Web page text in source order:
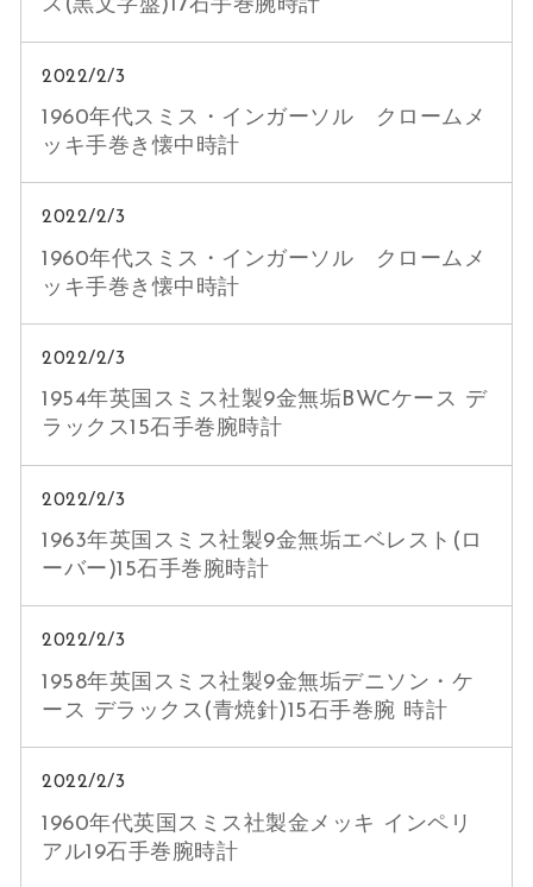
ス(黒文字盤)17石手巻腕時計
2022/2/3
1960年代スミス・インガーソル クロームメ
ッキ手巻き懐中時計
2022/2/3
1960年代スミス・インガーソル クロームメ
ッキ手巻き懐中時計
2022/2/3
1954年英国スミス社製9金無垢BWCケース デ
ラックス15石手巻腕時計
2022/2/3
1963年英国スミス社製9金無垢エベレスト(ロ
ーバー)15石手巻腕時計
2022/2/3
1958年英国スミス社製9金無垢デニソン・ケ
ース デラックス(青焼針)15石手巻腕 時計
2022/2/3
1960年代英国スミス社製金メッキ インペリ
アル19石手巻腕時計